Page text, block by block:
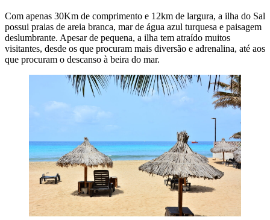
Com apenas 30Km de comprimento e 12km de largura, a ilha do Sal
possui praias de areia branca, mar de água azul turquesa e paisagem
deslumbrante. Apesar de pequena, a ilha tem atraído muitos
visitantes, desde os que procuram mais diversão e adrenalina, até aos
que procuram o descanso à beira do mar.